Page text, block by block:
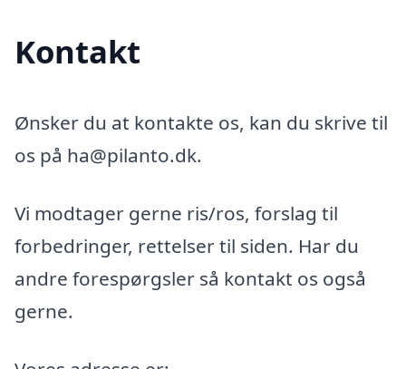
Kontakt
Ønsker du at kontakte os, kan du skrive til
os på ha@pilanto.dk.
Vi modtager gerne ris/ros, forslag til
forbedringer, rettelser til siden. Har du
andre forespørgsler så kontakt os også
gerne.